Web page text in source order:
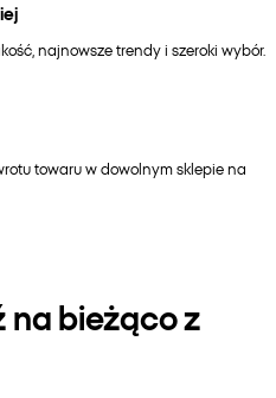
najnowsze trendy i szeroki wybór.
towaru w dowolnym sklepie na
na bieżąco z